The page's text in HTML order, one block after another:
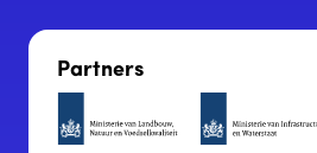
Partners